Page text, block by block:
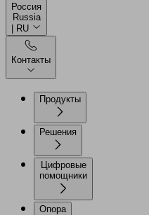
Россия
Russia
| RU
Контакты
Продукты
Решения
Цифровые
помощники
Опора